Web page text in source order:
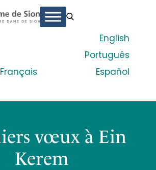
Français
English
Português
Español
vœux à Ein
Kerem